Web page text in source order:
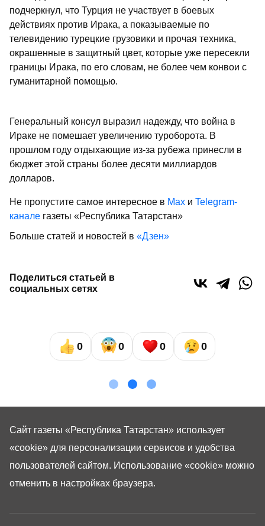
подчеркнул, что Турция не участвует в боевых
действиях против Ирака, а показываемые по
телевидению турецкие грузовики и прочая техника,
окрашенные в защитный цвет, которые уже пересекли
границы Ирака, по его словам, не более чем конвои с
гуманитарной помощью.
Генеральный консул выразил надежду, что война в
Ираке не помешает увеличению туроборота. В
прошлом году отдыхающие из-за рубежа принесли в
бюджет этой страны более десяти миллиардов
долларов.
Не пропустите самое интересное в Max и Telegram-
канале газеты «Республика Татарстан»
Больше статей и новостей в «Дзен»
Поделиться статьей в
социальных сетях
0 0 0 0
Сайт газеты «Республика Татарстан» использует
«cookie» для персонализации сервисов и удобства
пользователей сайтом. Использование «cookie» можно
отменить в настройках браузера.